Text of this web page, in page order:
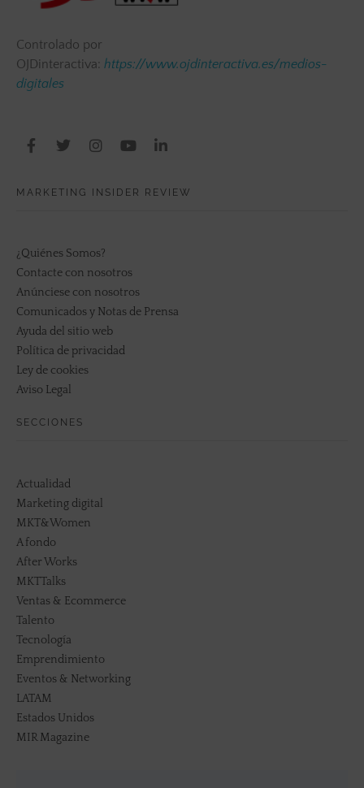
Controlado por
OJDinteractiva: https://www.ojdinteractiva.es/medios-
digitales
MARKETING INSIDER REVIEW
¿Quiénes Somos?
Contacte con nosotros
Anúnciese con nosotros
Comunicados y Notas de Prensa
Ayuda del sitio web
Política de privacidad
Ley de cookies
Aviso Legal
SECCIONES
Actualidad
Marketing digital
MKT&Women
A fondo
After Works
MKTTalks
Ventas & Ecommerce
Talento
Tecnología
Emprendimiento
Eventos & Networking
LATAM
Estados Unidos
MIR Magazine